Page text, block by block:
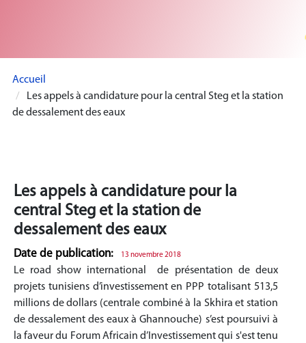
Accueil
Les appels à candidature pour la central Steg et la station
de dessalement des eaux
Les appels à candidature pour la
central Steg et la station de
dessalement des eaux
Date de publication: 13 novembre 2018
Le road show international de présentation de deux
projets tunisiens d’investissement en PPP totalisant 513,5
millions de dollars (centrale combiné à la Skhira et station
de dessalement des eaux à Ghannouche) s’est poursuivi à
la faveur du Forum Africain d’Investissement qui s'est tenu